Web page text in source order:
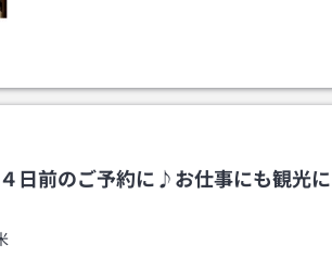
日前のご予約に♪お仕事にも観光に